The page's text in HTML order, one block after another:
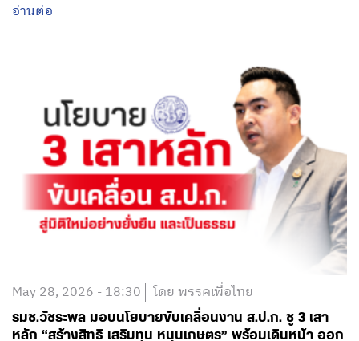
อ่านต่อ
May 28, 2026 - 18:30 โดย พรรคเพื่อไทย
รมช.วัชระพล มอบนโยบายขับเคลื่อนงาน ส.ป.ก. ชู 3 เสา
หลัก “สร้างสิทธิ เสริมทุน หนุนเกษตร” พร้อมเดินหน้า ออก